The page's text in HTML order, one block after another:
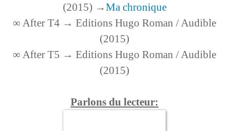
(2015) →Ma chronique
∞ After T4 → Editions Hugo Roman / Audible
(2015)
∞ After T5 → Editions Hugo Roman / Audible
(2015)
Parlons du lecteur: